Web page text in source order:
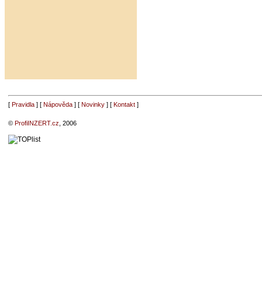
[ Pravidla] [ Nápověda] [ Novinky] [ Kontakt]
© ProfiINZERT.cz , 2006